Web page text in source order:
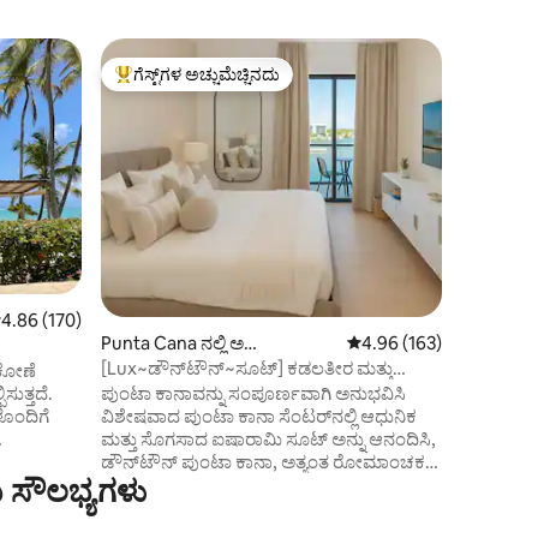
4.86 ಸರಾಸರಿ ರೇಟಿಂಗ್, 170 ವಿಮರ್ಶೆಗಳು
4.86 (170)
ಗೆಸ್ಟ್‌ಗಳಿಗೆ ಅತಿ ಹೆಚ್ಚು ಅಚ್ಚುಮೆಚ್ಚಿನದು
ಗೆಸ್ಟ್‌ಗಳ ಅಚ್ಚುಮೆಚ್ಚಿನದು
Punta Cana ನಲ್ಲಿ ಅ
ಪಾರ್ಟ್‌ಮಂಟ್
5 ರಲ್ಲಿ 4.96 ಸರಾಸರಿ
4.96 (163)
[Lux~ಡೌನ್‌ಟೌನ್~ಸೂಟ್] ಕಡಲತೀರ ಮತ್ತು
ಆಕರ್ಷಣೆಗಳಿಗೆ ಹತ್ತಿರ
ಪುಂಟಾ ಕಾನಾವನ್ನು ಸಂಪೂರ್ಣವಾಗಿ ಅನುಭವಿಸಿ
ವಿಶೇಷವಾದ ಪುಂಟಾ ಕಾನಾ ಸೆಂಟರ್‌ನಲ್ಲಿ ಆಧುನಿಕ
ಮತ್ತು ಸೊಗಸಾದ ಐಷಾರಾಮಿ ಸೂಟ್ ಅನ್ನು ಆನಂದಿಸಿ,
ಡೌನ್‌ಟೌನ್ ಪುಂಟಾ ಕಾನಾ, ಅತ್ಯಂತ ರೋಮಾಂಚಕ,
ಸುರಕ್ಷಿತ ಮತ್ತು ಅಪೇಕ್ಷಿತ ಪ್ರದೇಶ ಕಡಲತೀರದಿಂದ 8
ನಿಮಿಷಗಳು ಮತ್ತು ವಿಮಾನ ನಿಲ್ದಾಣದಿಂದ 12